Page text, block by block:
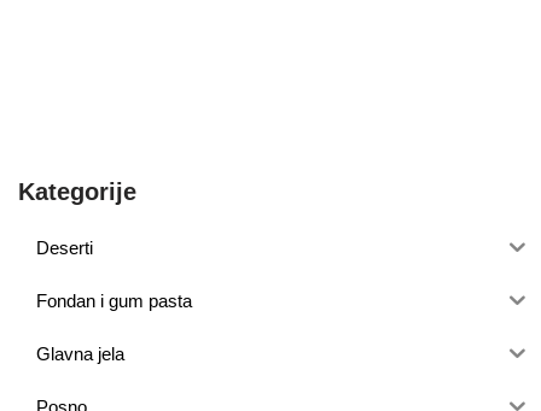
Kategorije
Deserti
Fondan i gum pasta
Glavna jela